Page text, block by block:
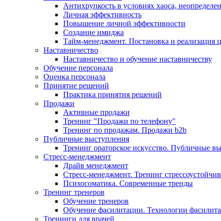
Антихрупкость в условиях хаоса,
Личная эффективность
Повышение личной эффективности
Создание имиджа
Тайм-менеджмент. Постановка и реализация
Наставничество
Наставничество и обучение наставничеству
Обучение персонала
Оценка персонала
Принятие решений
Практика принятия решений
Продажи
Активные продажи
Тренинг "Продажи по телефону"
Тренинг по продажам. Продажи b2b
Публичные выступления
Тренинг ораторское искусство. Публичные
Стресс-менеджмент
Драйв менеджмент
Стресс-менеджмент. Тренинг
Психосоматика. Современные тренды
Тренинг тренеров
Обучение тренеров
Обучение фасилитации. Технологии
Тренинги для врачей